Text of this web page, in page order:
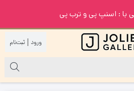
با : اسنپ پی و ترب پی
|